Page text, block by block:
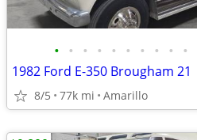
• • • • • • • • • •
1982 Ford E-350 Brougham 21
8/5 77k mi Amarillo